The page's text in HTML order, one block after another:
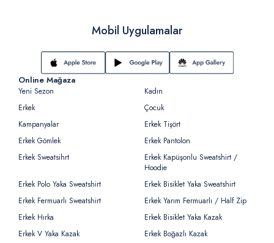
Mobil Uygulamalar
Online Mağaza
Yeni Sezon
Kadın
Erkek
Çocuk
Kampanyalar
Erkek Tişört
Erkek Gömlek
Erkek Pantolon
Erkek Sweatsihrt
Erkek Kapüşonlu Sweatshirt /
Hoodie
Erkek Polo Yaka Sweatshirt
Erkek Bisiklet Yaka Sweatshirt
Erkek Fermuarlı Sweatshirt
Erkek Yarım Fermuarlı / Half Zip
Erkek Hırka
Erkek Bisiklet Yaka Kazak
Erkek V Yaka Kazak
Erkek Boğazlı Kazak